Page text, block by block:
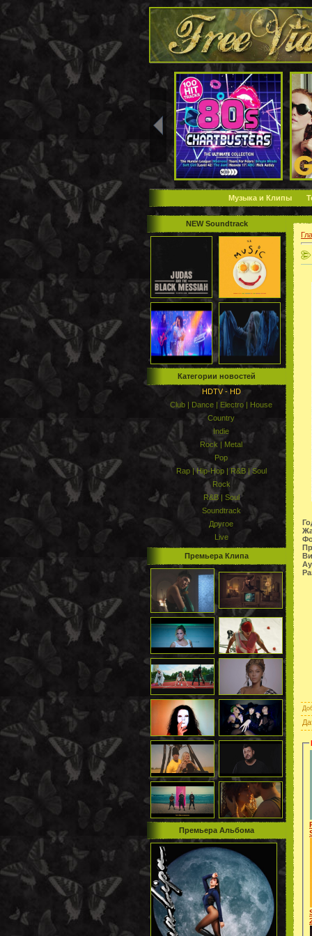
Музыка и Клипы
NEW Soundtrack
Категории новостей
HDTV - HD
Club | Dance | Electro | House
Country
Indie
Rock | Metal
Pop
Rap | Hip-Hop | R&B | Soul
Rock
R&B | Soul
Soundtrack
Другое
Live
Премьера Клипа
Премьера Альбома